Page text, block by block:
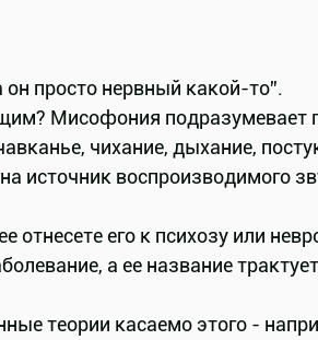
просто нервный какой-то”.
Мисофония
чихание, дыхание,
источник воспроизводимого
его к психозу или
а ее название
теории касаемо этого -